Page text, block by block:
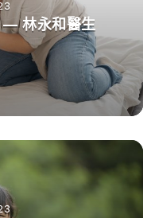
— 林永和醫生